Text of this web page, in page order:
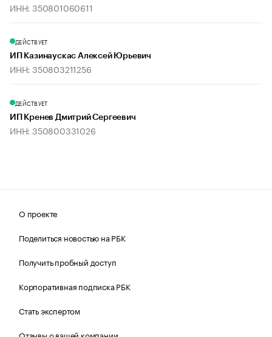
ИНН: 350801060611
ДЕЙСТВУЕТ
ИП Казинаускас Алексей Юрьевич
ИНН: 350803211256
ДЕЙСТВУЕТ
ИП Кренев Дмитрий Сергеевич
ИНН: 350800331026
О проекте
Поделиться новостью на РБК
Получить пробный доступ
Корпоративная подписка РБК
Стать экспертом